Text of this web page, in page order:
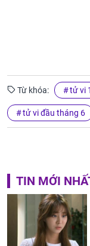
Từ khóa: tử vi
tử vi đầu tháng 6
TIN MỚI